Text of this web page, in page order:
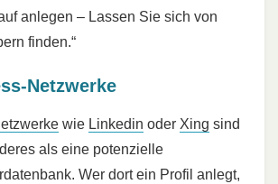
anlegen – Lassen Sie sich von
finden.“
Netzwerke
wie Linkedin oder Xing sind
als eine potenzielle
Wer dort ein Profil anlegt,